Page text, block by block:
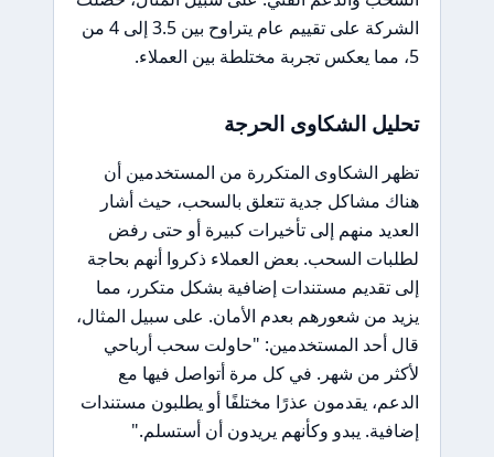
الشركة على تقييم عام يتراوح بين 3.5 إلى 4 من
5، مما يعكس تجربة مختلطة بين العملاء.
تحليل الشكاوى الحرجة
تظهر الشكاوى المتكررة من المستخدمين أن
هناك مشاكل جدية تتعلق بالسحب، حيث أشار
العديد منهم إلى تأخيرات كبيرة أو حتى رفض
لطلبات السحب. بعض العملاء ذكروا أنهم بحاجة
إلى تقديم مستندات إضافية بشكل متكرر، مما
يزيد من شعورهم بعدم الأمان. على سبيل المثال،
قال أحد المستخدمين: "حاولت سحب أرباحي
لأكثر من شهر. في كل مرة أتواصل فيها مع
الدعم، يقدمون عذرًا مختلفًا أو يطلبون مستندات
إضافية. يبدو وكأنهم يريدون أن أستسلم."